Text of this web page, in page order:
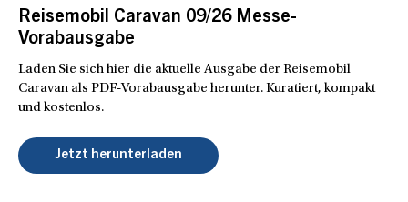
Reisemobil Caravan 09/26 Messe-
Vorabausgabe
Laden Sie sich hier die aktuelle Ausgabe der Reisemobil
Caravan als PDF-Vorabausgabe herunter. Kuratiert, kompakt
und kostenlos.
Jetzt herunterladen